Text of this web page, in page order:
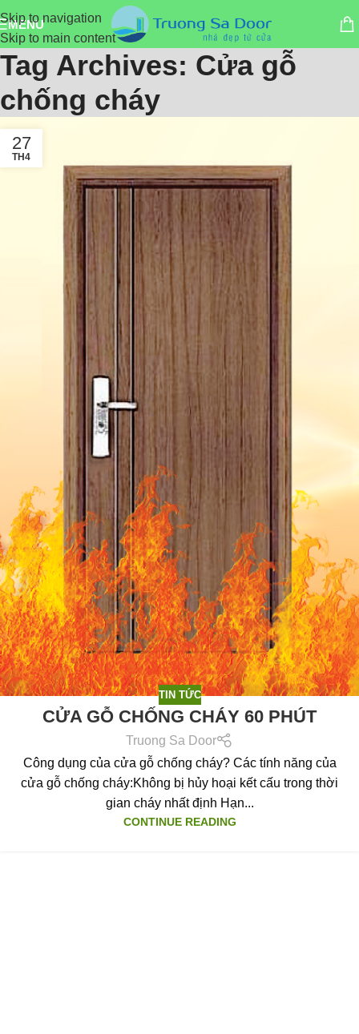
Skip to navigation
Skip to main content
MENU
Tag Archives: Cửa gỗ
chống cháy
27
TH4
TIN TỨC
CỬA GỖ CHỐNG CHÁY 60 PHÚT
Truong Sa Door
Công dụng của cửa gỗ chống cháy? Các tính năng của
cửa gỗ chống cháy:Không bị hủy hoại kết cấu trong thời
gian cháy nhất định Hạn...
CONTINUE READING